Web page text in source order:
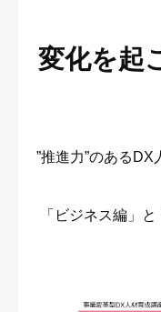
変化を起
”推進力”のある
「ビジネス編」